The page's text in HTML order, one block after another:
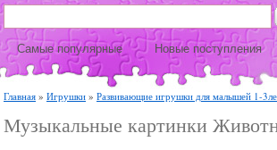
Самые популярные Новые поступления
Главная » Игрушки » Развивающие игрушки для малышей 1-
Музыкальные картинки